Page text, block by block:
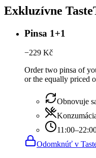
Exkluzívne
Pinsa 1+1
−229 Kč
Order two pinsa of
or the equally priced
Obnovuje
Odomknúť v